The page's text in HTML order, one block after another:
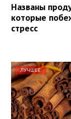
Названы
которые
стресс
ЛУЧШЕЕ